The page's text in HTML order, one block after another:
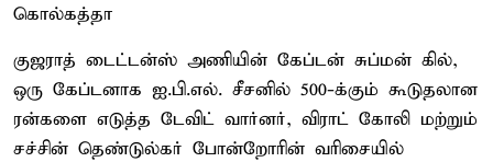
கொல்கத்தா
குஜராத் டைட்டன்ஸ் அணியின் கேப்டன் சுப்மன் கில்,
ஒரு கேப்டனாக ஐ.பி.எல். சீசனில் 500-க்கும் கூடுதலான
ரன்களை எடுத்த டேவிட் வார்னர், விராட் கோலி மற்றும்
சச்சின் தெண்டுல்கர் போன்றோரின் வரிசையில்